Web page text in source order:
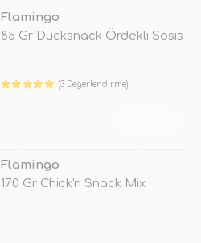
Flamingo
85 Gr Ducksnack Ördekli Sosis
(3 Değerlendirme)
Flamingo
170 Gr Chick'n Snack Mix